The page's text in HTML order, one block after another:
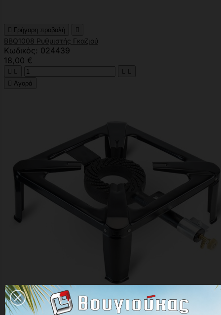
 Γρήγορη προβολή 
BBQ1008 Ρυθμιστής Γκαζιού
Κωδικός: 024439
18,00 €
   
 Αγορά